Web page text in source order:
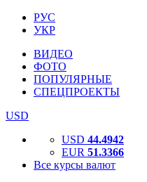
РУС
УКР
ВИДЕО
ФОТО
ПОПУЛЯРНЫЕ
СПЕЦПРОЕКТЫ
USD
USD 44.4942
EUR 51.3366
Все курсы валют